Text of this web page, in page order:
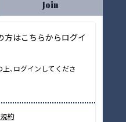
Join
はこちらからログイ
、ログインしてくださ
約